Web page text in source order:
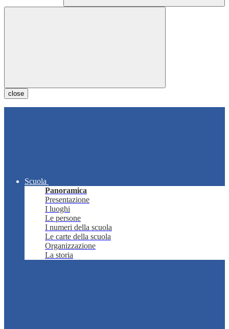
close
Scuola
Panoramica
Presentazione
I luoghi
Le persone
I numeri della scuola
Le carte della scuola
Organizzazione
La storia